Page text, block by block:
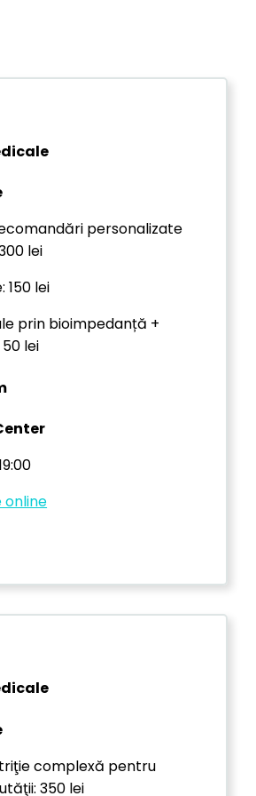
personalizate
lei
150 lei
prin bioimpedanță +
lei
online
complexă pentru
350 lei